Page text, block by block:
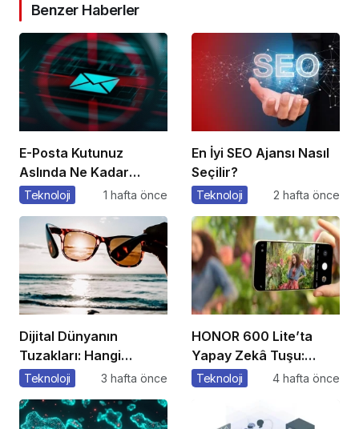
Benzer Haberler
E-Posta Kutunuz
Aslında Ne Kadar
Güvenli?
Teknoloji 1 hafta önce
En İyi SEO Ajansı Nasıl
Seçilir?
Teknoloji 2 hafta önce
Dijital Dünyanın
Tuzakları: Hangi
Yöntemleri
Teknoloji 3 hafta önce
HONOR 600 Lite’ta
Yapay Zekâ Tuşu:
Özelliklere Erişmenin
Teknoloji 4 hafta önce